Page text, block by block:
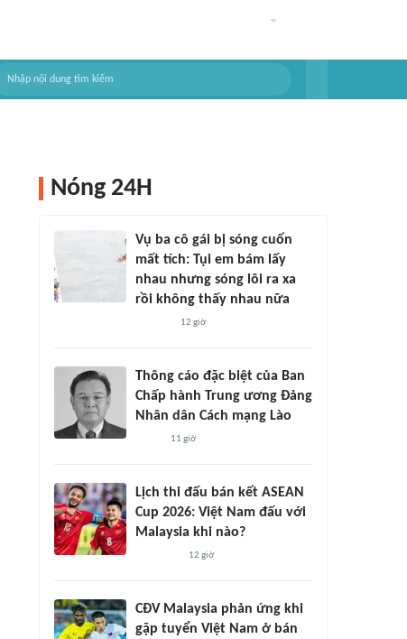
Nóng 24H
Vụ ba cô gái bị sóng cuốn
mất tích: Tụi em bám lấy
nhau nhưng sóng lôi ra xa
rồi không thấy nhau nữa
12 giờ
Thông cáo đặc biệt của Ban
Chấp hành Trung ương Đảng
Nhân dân Cách mạng Lào
11 giờ
Lịch thi đấu bán kết ASEAN
Cup 2026: Việt Nam đấu với
Malaysia khi nào?
12 giờ
CĐV Malaysia phản ứng khi
gặp tuyển Việt Nam ở bán